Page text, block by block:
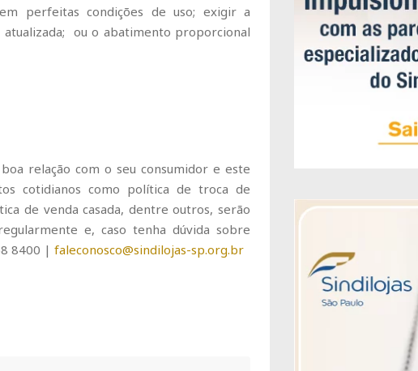
perfeitas condições de uso; exigir a
ou o abatimento proporcional
relação com o seu consumidor e este
cotidianos como política de troca de
de venda casada, dentre outros, serão
e, caso tenha dúvida sobre
8400 | faleconosco@sindilojas-sp.org.br